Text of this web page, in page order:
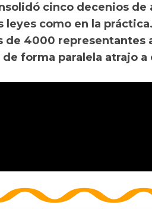
cinco decenios
leyes como en la
de 4000
forma paralela atrajo